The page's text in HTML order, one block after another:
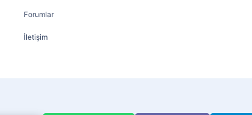
Forumlar
İletişim